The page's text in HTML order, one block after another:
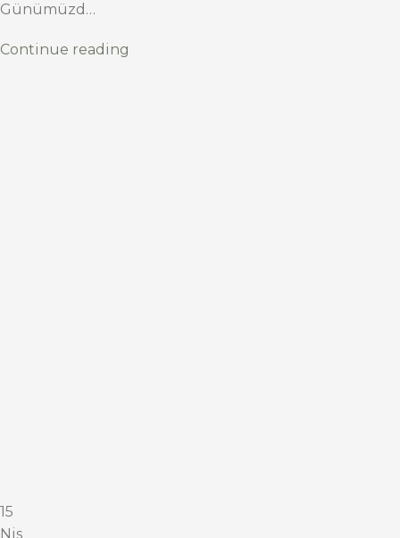
Günümüzd…
Continue reading
15
Nis